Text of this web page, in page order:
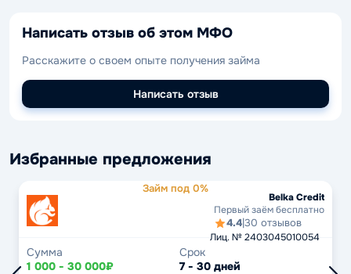
Написать отзыв об этом МФО
Расскажите о своем опыте получения займа
Написать отзыв
Избранные предложения
Займ под 0%
Belka Credit
Первый заём бесплатно
Лиц. № 2403045010054
4.4|30 отзывов
Сумма
1 000 - 30 000₽
Срок
7 - 30 дней